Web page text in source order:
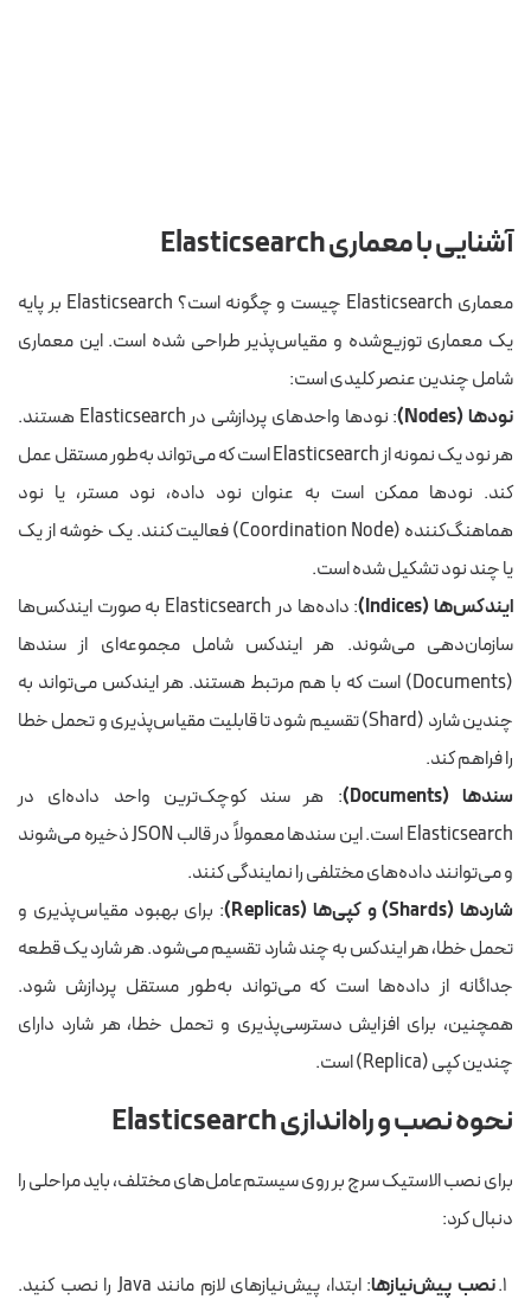
آشنایی با معماری Elasticsearch
معماری Elasticsearch چیست و چگونه است؟ Elasticsearch بر پایه
یک معماری توزیع‌شده و مقیاس‌پذیر طراحی شده است. این معماری
شامل چندین عنصر کلیدی است:
نودها (Nodes)
: نودها واحدهای پردازشی در Elasticsearch هستند.
هر نود یک نمونه از Elasticsearch است که می‌تواند به‌طور مستقل عمل
کند. نودها ممکن است به عنوان نود داده، نود مستر، یا نود
هماهنگ‌کننده (Coordination Node) فعالیت کنند. یک خوشه از یک
یا چند نود تشکیل شده است.
ایندکس‌ها (Indices)
: داده‌ها در Elasticsearch به صورت ایندکس‌ها
سازمان‌دهی می‌شوند. هر ایندکس شامل مجموعه‌ای از سندها
(Documents) است که با هم مرتبط هستند. هر ایندکس می‌تواند به
چندین شارد (Shard) تقسیم شود تا قابلیت مقیاس‌پذیری و تحمل خطا
را فراهم کند.
سندها (Documents)
: هر سند کوچک‌ترین واحد داده‌ای در
Elasticsearch است. این سندها معمولاً در قالب JSON ذخیره می‌شوند
و می‌توانند داده‌های مختلفی را نمایندگی کنند.
شاردها (Shards) و کپی‌ها (Replicas)
: برای بهبود مقیاس‌پذیری و
تحمل خطا، هر ایندکس به چند شارد تقسیم می‌شود. هر شارد یک قطعه
جداگانه از داده‌ها است که می‌تواند به‌طور مستقل پردازش شود.
همچنین، برای افزایش دسترسی‌پذیری و تحمل خطا، هر شارد دارای
چندین کپی (Replica) است.
نحوه نصب و راه‌اندازی Elasticsearch
برای نصب الاستیک سرچ بر روی سیستم‌عامل‌های مختلف، باید مراحلی را
دنبال کرد:
نصب پیش‌نیازها
: ابتدا، پیش‌نیازهای لازم مانند Java را نصب کنید.